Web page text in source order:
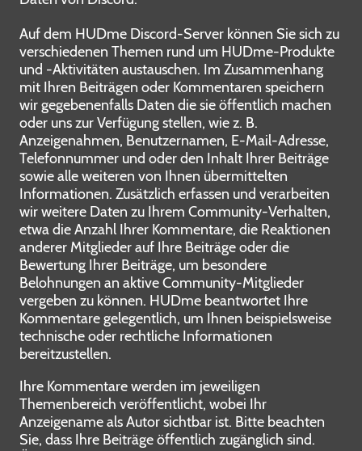
Auf dem HUDme Discord-Server können Sie sich zu
verschiedenen Themen rund um HUDme-Produkte
und -Aktivitäten austauschen. Im Zusammenhang
mit Ihren Beiträgen oder Kommentaren speichern
wir gegebenenfalls Daten die sie öffentlich machen
oder uns zur Verfügung stellen, wie z. B.
Anzeigenahmen, Benutzernamen, E-Mail-Adresse,
Telefonnummer und oder den Inhalt Ihrer Beiträge
sowie alle weiteren von Ihnen übermittelten
Informationen. Zusätzlich erfassen und verarbeiten
wir weitere Daten zu Ihrem Community-Verhalten,
etwa die Anzahl Ihrer Kommentare, die Reaktionen
anderer Mitglieder auf Ihre Beiträge oder die
Bewertung Ihrer Beiträge, um besondere
Belohnungen an aktive Community-Mitglieder
vergeben zu können. HUDme beantwortet Ihre
Kommentare gelegentlich, um Ihnen beispielsweise
technische oder rechtliche Informationen
bereitzustellen.
Ihre Kommentare werden im jeweiligen
Themenbereich veröffentlicht, wobei Ihr
Anzeigename als Autor sichtbar ist. Bitte beachten
Sie, dass Ihre Beiträge öffentlich zugänglich sind.